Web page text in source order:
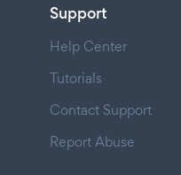
Support
Help Center
Tutorials
Contact Support
Report Abuse